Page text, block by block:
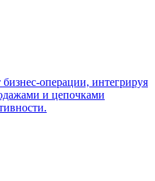
операции, интегрируя
и цепочками